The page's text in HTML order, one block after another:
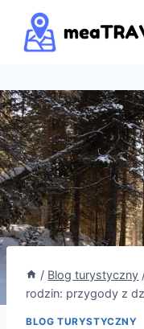
Przejdź
treści
/ Blog turystyczny
rodzin: przygody z
BLOG TURYSTYCZNY